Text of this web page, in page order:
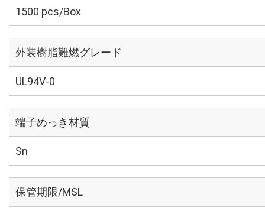
1500 pcs/Box
外装樹脂難燃グレード
UL94V-0
端子めっき材質
Sn
保管期限/MSL